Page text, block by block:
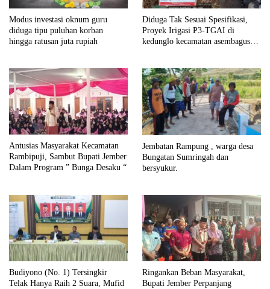
Modus investasi oknum guru
diduga tipu puluhan korban
hingga ratusan juta rupiah
Diduga Tak Sesuai Spesifikasi,
Proyek Irigasi P3-TGAI di
kedunglo kecamatan asembagus
Antusias Masyarakat Kecamatan
Rambipuji, Sambut Bupati Jember
Dalam Program ” Bunga Desaku “
Jembatan Rampung , warga desa
Bungatan Sumringah dan
bersyukur.
Budiyono (No. 1) Tersingkir
Telak Hanya Raih 2 Suara, Mufid
Ringankan Beban Masyarakat,
Bupati Jember Perpanjang